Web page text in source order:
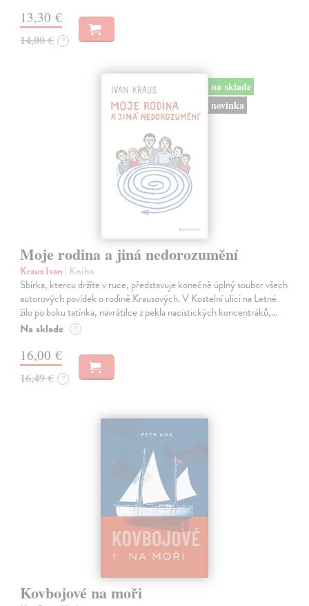
13,30 €
14,00 € ?
na sklade
novinka
Moje rodina a jiná nedorozumění
Kraus Ivan | Kniha
Sbírka, kterou držíte v ruce, představuje konečně úplný soubor všech
autorových povídek o rodině Krausových. V Kostelní ulici na Letné
žilo po boku tatínka, navrátilce z pekla nacistických koncentráků,…
Na sklade ?
16,00 €
16,49 € ?
Kovbojové na moři